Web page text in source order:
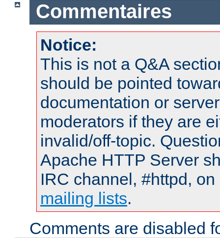
Commentaires
Notice:
This is not a Q&A
should be pointed
documentation or
moderators if they are
invalid/off-topic.
Apache HTTP Server
IRC channel, #httpd,
mailing lists.
Comments are disabled